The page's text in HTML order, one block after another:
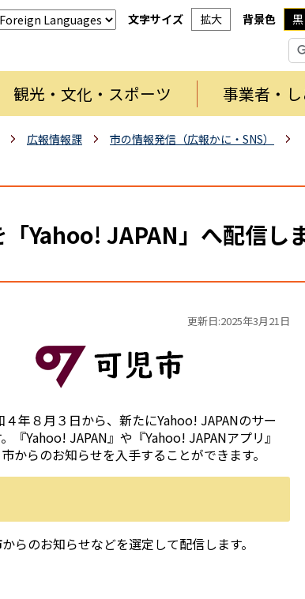
文字サイズ 拡大 背景色 黒
観光・文化・スポーツ 事業者・し
広報情報課
市の情報発信（広報かに・SNS）
Yahoo! JAPAN」へ配信し
更新日:2025年3月21日
年８月３日から、新たにYahoo! JAPANのサー
Yahoo! JAPAN』や『Yahoo! JAPANアプリ』
からのお知らせを入手することができます。
のお知らせなどを選定して配信します。